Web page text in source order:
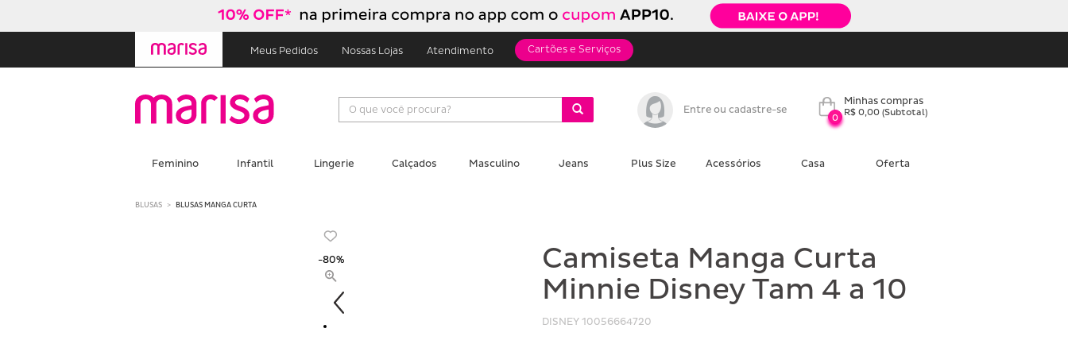
Meus Pedidos Nossas Lojas Atendimento Cartões e Serviços
Entre ou cadastre-se
0
Minhas compras
R$ 0,00 (Subtotal)
Feminino Infantil Lingerie Calçados Masculino Jeans Plus Size Acessórios Casa Oferta
BLUSAS BLUSAS MANGA CURTA
-80%
Camiseta Manga Curta
Minnie Disney Tam 4 a 10
DISNEY 10056664720